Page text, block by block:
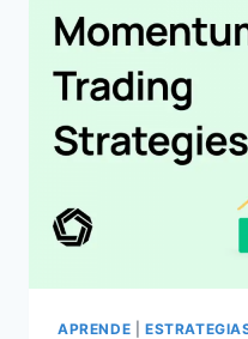
QUE
ELEGIR
SOLO
UNA
APRENDE